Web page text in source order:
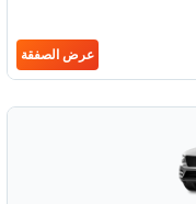
عرض الصفقة